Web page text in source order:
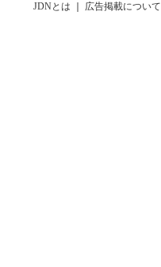
JDNとは 広告掲載について